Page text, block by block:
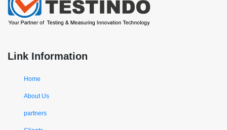
Link Information
Home
About Us
partners